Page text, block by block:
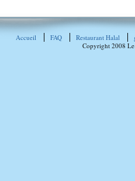
Accueil FAQ Restaurant Halal
Copyright 2008